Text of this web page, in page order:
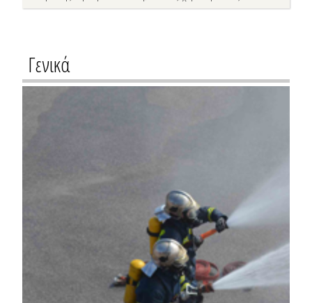
αγροτικές εκτάσεις, πάρκα και άλση πόλεων και οικιστικών
Γενικά